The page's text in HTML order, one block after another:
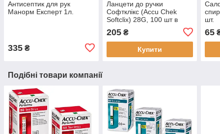
Антисептик для рук
Манорм Експерт 1л.
335 ₴
Ланцети до ручки
Софтклікс (Accu Chek
Softclix) 28G, 100 шт в
205₴
Купити
шт.
65
Подібні товари компанії